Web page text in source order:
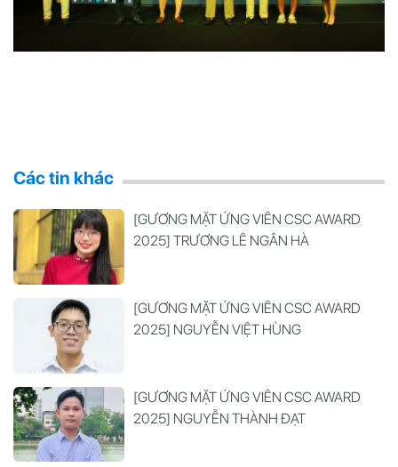
Các tin khác
[GƯƠNG MẶT ỨNG VIÊN CSC AWARD
2025] TRƯƠNG LÊ NGÂN HÀ
[GƯƠNG MẶT ỨNG VIÊN CSC AWARD
2025] NGUYỄN VIỆT HÙNG
[GƯƠNG MẶT ỨNG VIÊN CSC AWARD
2025] NGUYỄN THÀNH ĐẠT